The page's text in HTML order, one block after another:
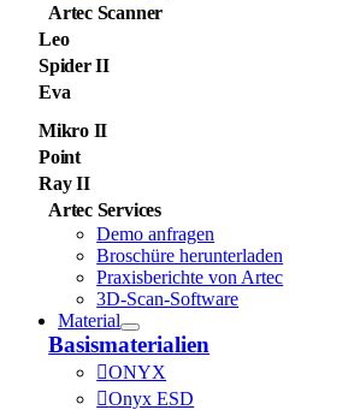
Artec Scanner
Leo
Spider II
Eva
Mikro II
Point
Ray II
Artec Services
Demo anfragen
Broschüre herunterladen
Praxisberichte von Artec
3D-Scan-Software
Material
Basismaterialien
ONYX
Onyx ESD